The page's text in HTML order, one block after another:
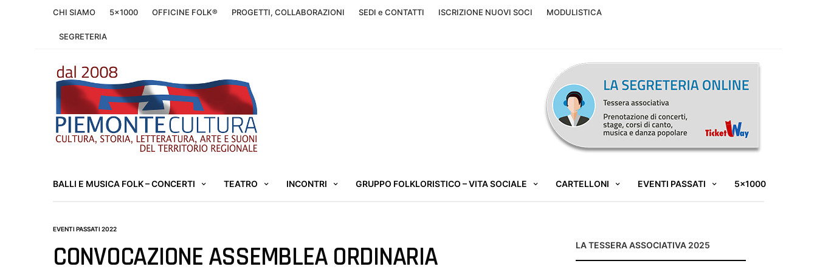
CHI SIAMO 5×1000 OFFICINE FOLK® PROGETTI, COLLABORAZIONI SEDI e CONTATTI ISCRIZIONE NUOVI SOCI MODULISTICA
SEGRETERIA
BALLI E MUSICA FOLK – CONCERTI TEATRO INCONTRI GRUPPO FOLKLORISTICO – VITA SOCIALE CARTELLONI EVENTI PASSATI 5×1000
EVENTI PASSATI 2022
CONVOCAZIONE ASSEMBLEA ORDINARIA
LA TESSERA ASSOCIATIVA 2025